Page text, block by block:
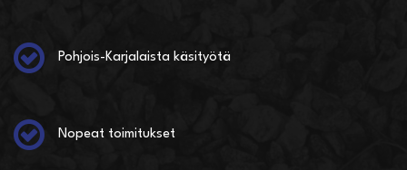
Pohjois-Karjalaista käsityötä
Nopeat toimitukset